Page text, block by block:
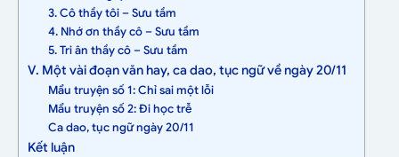
3. Cô thầy tôi – Sưu tầm
4. Nhớ ơn thầy cô – Sưu tầm
5. Tri ân thầy cô – Sưu tầm
V. Một vài đoạn văn hay, ca dao, tục ngữ về ngày 20/11
Mẩu truyện số 1: Chỉ sai một lỗi
Mẩu truyện số 2: Đi học trễ
Ca dao, tục ngữ ngày 20/11
Kết luận